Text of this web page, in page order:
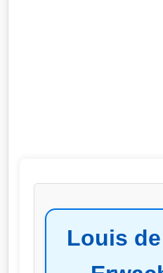
Louis